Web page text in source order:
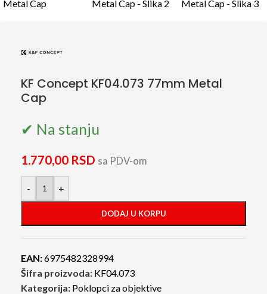
KF Concept KF04.073 77mm Metal
Cap
✔ Na stanju
1.770,00 RSD sa PDV-om
- +
DODAJ U KORPU
EAN:6975482328994
Šifra proizvoda: KF04.073
Kategorija: Poklopci za objektive